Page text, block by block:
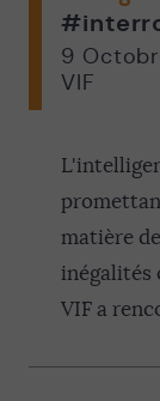
9
VIF
matière
inégalités
VIF a